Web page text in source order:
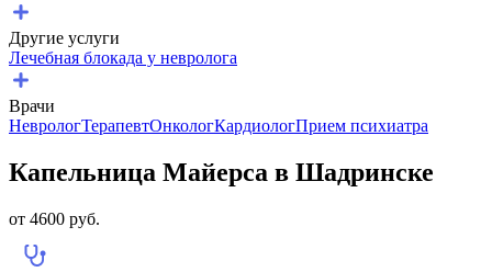
Другие услуги
Лечебная блокада у невролога
Врачи
НеврологТерапевтОнкологКардиологПрием психиатра
Капельница Майерса в Шадринске
от 4600 руб.